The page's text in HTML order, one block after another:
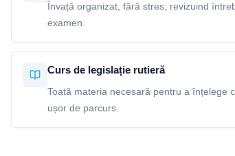
Învață organizat, fără stres, revizuind
examen.
Curs de legislație rutieră
Toată materia necesară pentru a înțelege
ușor de parcurs.